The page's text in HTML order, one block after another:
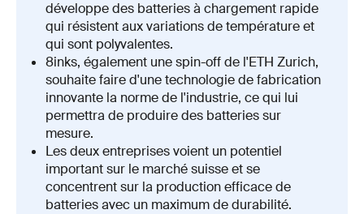
développe des batteries à chargement rapide
qui résistent aux variations de température et
qui sont polyvalentes.
8inks, également une spin-off de l'ETH Zurich,
souhaite faire d'une technologie de fabrication
innovante la norme de l'industrie, ce qui lui
permettra de produire des batteries sur
mesure.
Les deux entreprises voient un potentiel
important sur le marché suisse et se
concentrent sur la production efficace de
batteries avec un maximum de durabilité.